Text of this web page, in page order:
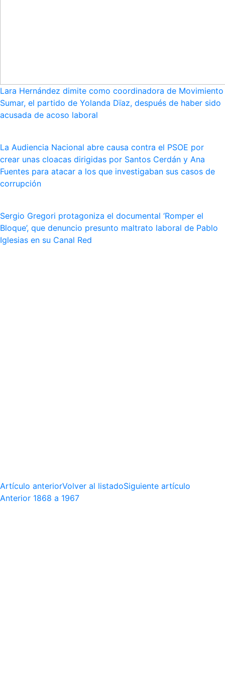
Lara Hernández dimite como coordinadora de Movimiento
Sumar, el partido de Yolanda Dïaz, después de haber sido
acusada de acoso laboral
La Audiencia Nacional abre causa contra el PSOE por
crear unas cloacas dirigidas por Santos Cerdán y Ana
Fuentes para atacar a los que investigaban sus casos de
corrupción
Sergio Gregori protagoniza el documental ‘Romper el
Bloque’, que denuncio presunto maltrato laboral de Pablo
Iglesias en su Canal Red
Artículo anteriorVolver al listadoSiguiente artículo
Anterior 1868 a 1967